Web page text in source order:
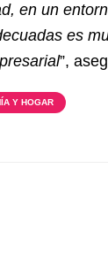
en un
es
”,
Y HOGAR